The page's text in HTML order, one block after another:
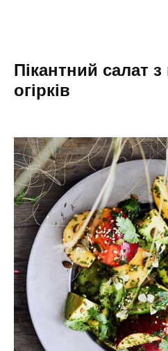
Пікантний салат з
огірків